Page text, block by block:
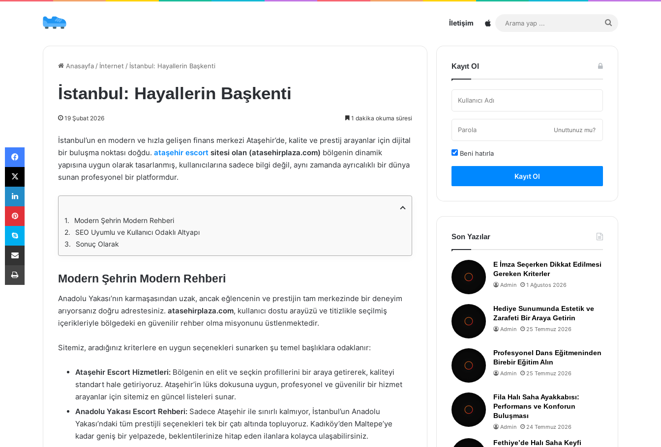
İletişim Sitemap
Anasayfa / İnternet / İstanbul: Hayallerin Başkenti
İstanbul: Hayallerin Başkenti
19 Şubat 2026 1 dakika okuma süresi
İstanbul’un en modern ve hızla gelişen finans merkezi Ataşehir’de, kalite ve prestij arayanlar için dijital
bir buluşma noktası doğdu. ataşehir escort sitesi olan (atasehirplaza.com) bölgenin dinamik
yapısına uygun olarak tasarlanmış, kullanıcılarına sadece bilgi değil, aynı zamanda ayrıcalıklı bir dünya
sunan profesyonel bir platformdur.
Modern Şehrin Modern Rehberi
SEO Uyumlu ve Kullanıcı Odaklı Altyapı
Sonuç Olarak
Modern Şehrin Modern Rehberi
Anadolu Yakası’nın karmaşasından uzak, ancak eğlencenin ve prestijin tam merkezinde bir deneyim
arıyorsanız doğru adrestesiniz. atasehirplaza.com, kullanıcı dostu arayüzü ve titizlikle seçilmiş
içerikleriyle bölgedeki en güvenilir rehber olma misyonunu üstlenmektedir.
Sitemiz, aradığınız kriterlere en uygun seçenekleri sunarken şu temel başlıklara odaklanır:
Ataşehir Escort Hizmetleri: Bölgenin en elit ve seçkin profillerini bir araya getirerek, kaliteyi
standart hale getiriyoruz. Ataşehir’in lüks dokusuna uygun, profesyonel ve güvenilir bir hizmet
arayanlar için sitemiz en güncel listeleri sunar.
Anadolu Yakası Escort Rehberi: Sadece Ataşehir ile sınırlı kalmıyor, İstanbul’un Anadolu
Yakası’ndaki tüm prestijli seçenekleri tek bir çatı altında topluyoruz. Kadıköy’den Maltepe’ye
kadar geniş bir yelpazede, beklentilerinize hitap eden ilanlara kolayca ulaşabilirsiniz.
Kayıt Ol
Unuttunuz mu?
Beni hatırla
Kayıt Ol
Son Yazılar
E İmza Seçerken Dikkat Edilmesi
Gereken Kriterler
Admin 1 Ağustos 2026
Hediye Sunumunda Estetik ve
Zarafeti Bir Araya Getirin
Admin 25 Temmuz 2026
Profesyonel Dans Eğitmeninden
Birebir Eğitim Alın
Admin 25 Temmuz 2026
Fila Halı Saha Ayakkabısı:
Performans ve Konforun
Buluşması
Admin 24 Temmuz 2026
Fethiye’de Halı Saha Keyfi
Facebook
X
LinkedIn
Pinterest
Skype
E-Posta ile paylaş